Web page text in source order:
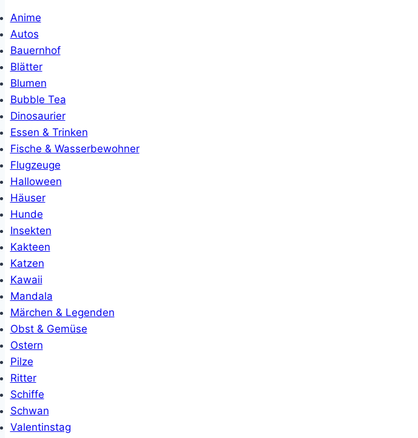
Anime
Autos
Bauernhof
Blätter
Blumen
Bubble Tea
Dinosaurier
Essen & Trinken
Fische & Wasserbewohner
Flugzeuge
Halloween
Häuser
Hunde
Insekten
Kakteen
Katzen
Kawaii
Mandala
Märchen & Legenden
Obst & Gemüse
Ostern
Pilze
Ritter
Schiffe
Schwan
Valentinstag